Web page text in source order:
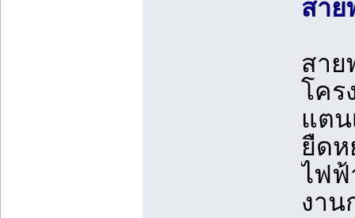
สาย
สา
โคร
แต
ยืดห
ไฟฟ้
งาน